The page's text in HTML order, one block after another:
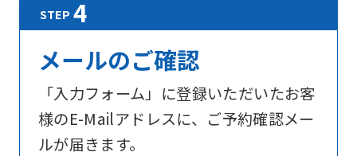
メールのご確認
「入力フォーム」に登録いただいたお客
様のE-Mailアドレスに、ご予約確認メー
ルが届きます。
Sports
official
website
is